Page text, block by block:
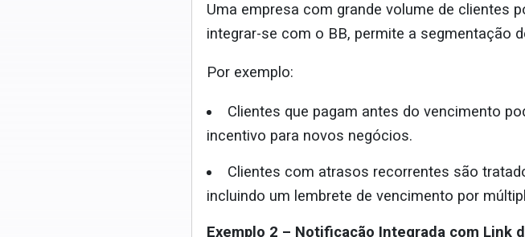
Uma empresa com grande volume de clientes
integrar-se com o BB, permite a segmentação
Por exemplo:
Clientes que pagam antes do vencimento
incentivo para novos negócios.
Clientes com atrasos recorrentes são
incluindo um lembrete de vencimento por
Exemplo 2 – Notificação Integrada com Link